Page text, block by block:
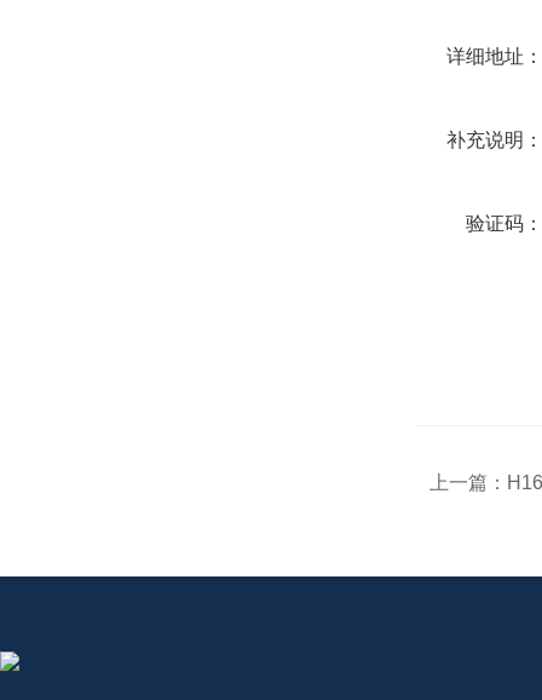
详细地址
补充说明
验证码
上一篇：